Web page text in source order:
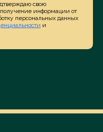
свою
получение информации от
персональных данных
и